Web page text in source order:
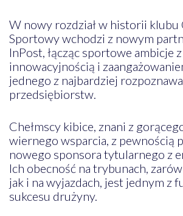
W nowy rozdział w historii klubu
Sportowy wchodzi z nowym
InPost, łącząc sportowe ambicje z
innowacyjnością i
jednego z najbardziej
przedsiębiorstw.
Chełmscy kibice, znani z
wiernego wsparcia, z pewnością
nowego sponsora tytularnego z
Ich obecność na trybunach,
jak i na wyjazdach, jest jednym z
sukcesu drużyny.